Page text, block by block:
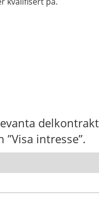
intresse”.